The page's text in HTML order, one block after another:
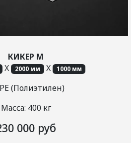
КИКЕР М
X 2000 мм X 1000 мм
(Полиэтилен)
Масса: 400 кг
000 руб